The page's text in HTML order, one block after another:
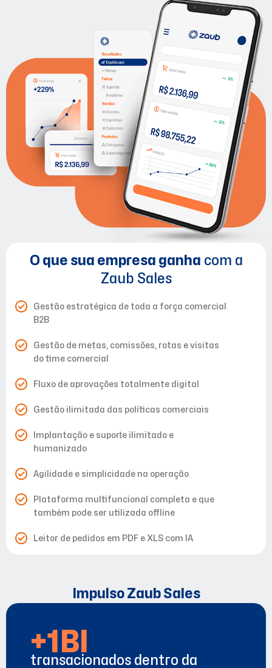
O que sua empresa ganha com a
Zaub Sales
Gestão estratégica de toda a força comercial
B2B
Gestão de metas, comissões, rotas e visitas
do time comercial
Fluxo de aprovações totalmente digital
Gestão ilimitada das políticas comerciais
Implantação e suporte ilimitado e
humanizado
Agilidade e simplicidade na operação
Plataforma multifuncional completa e que
também pode ser utilizada offline
Leitor de pedidos em PDF e XLS com IA
Impulso Zaub Sales
+1BI
transacionados dentro da